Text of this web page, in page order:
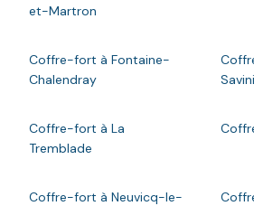
et-Martron
Coffre-fort à Fontaine-
Chalendray
Coffre-fort à La
Tremblade
Coffre-fort à Neuvicq-le-